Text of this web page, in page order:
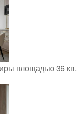
площадью 36 кв.